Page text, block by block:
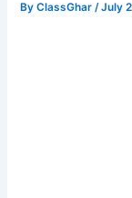
ByClassGhar/July